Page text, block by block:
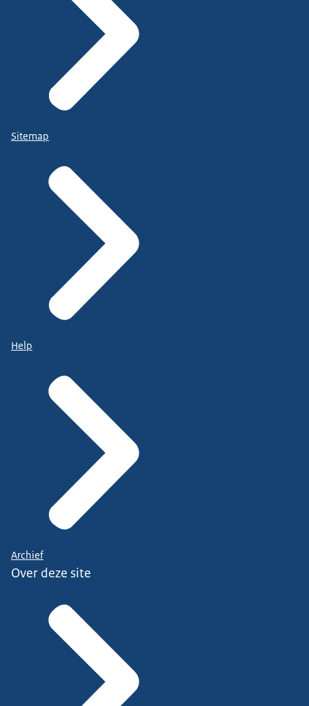
Sitemap
Help
Archief
Over deze site